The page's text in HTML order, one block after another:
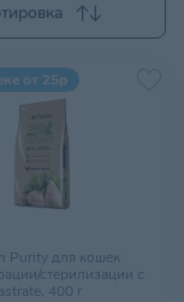
от 25р
Purity для кошек
стерилизации с
400 г